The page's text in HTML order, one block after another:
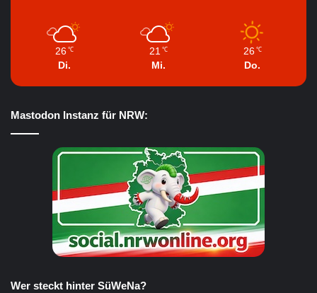
26 ℃
Di.
21 ℃
Mi.
26 ℃
Do.
Mastodon Instanz für NRW:
Wer steckt hinter SüWeNa?